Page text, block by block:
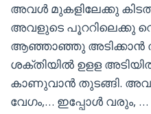
അവൾ മുകളിലേക്കു
അവളുടെ പൂററിലെക്കു
ആഞ്ഞാഞ്ഞു അടിക്കാൻ
ശക്തിയിൽ ഉളള
കാണുവാൻ തുടങ്ങി.
വേഗം,… ഇപ്പോൾ